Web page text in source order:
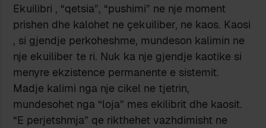
Ekuilibri , “qetsia”, “pushimi” ne nje moment
prishen dhe kalohet ne çekuiliber, ne kaos. Kaosi
, si gjendje perkoheshme, mundeson kalimin ne
nje ekuiliber te ri. Nuk ka nje gjendje kaotike si
menyre ekzistence permanente e sistemit.
Madje kalimi nga nje cikel ne tjetrin,
mundesohet nga “loja” mes ekilibrit dhe kaosit.
“E perjetshmja” qe rikthehet vazhdimisht ne